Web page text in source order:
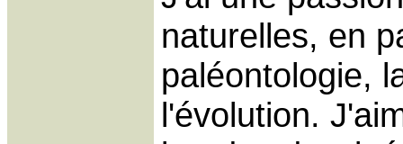
naturelles, en
paléontologie,
l'évolution.